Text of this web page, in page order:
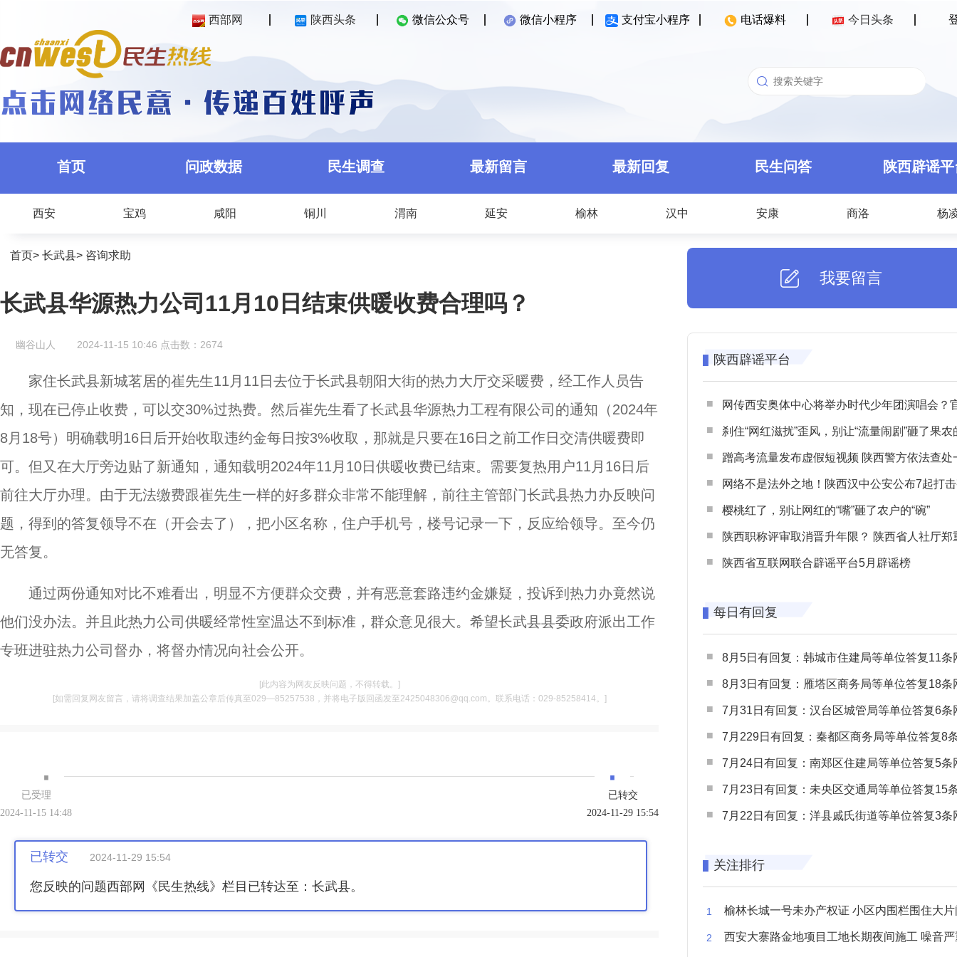
西部网 陕西头条 微信公众号 微信小程序 支付宝小程序 电话爆料 今日头条
首页 问政数据 民生调查 最新留言 最新回复 民生问答 陕西辟谣
西安 宝鸡 咸阳 铜川 渭南 延安 榆林 汉中 安康 商洛 杨
首页> 长武县> 咨询求助
长武县华源热力公司11月10日结束供暖收费合理吗？
幽谷山人 2024-11-15 10:46 点击数： 2674
家住长武县新城茗居的崔先生11月11日去位于长武县朝阳大街的热力大厅交采暖费，经工作人员告
知，现在已停止收费，可以交30%过热费。然后崔先生看了长武县华源热力工程有限公司的通知（2024年
8月18号）明确载明16日后开始收取违约金每日按3%收取，那就是只要在16日之前工作日交清供暖费即
可。但又在大厅旁边贴了新通知，通知载明2024年11月10日供暖收费已结束。需要复热用户11月16日后
前往大厅办理。由于无法缴费跟崔先生一样的好多群众非常不能理解，前往主管部门长武县热力办反映问
题，得到的答复领导不在（开会去了），把小区名称，住户手机号，楼号记录一下，反应给领导。至今仍
无答复。
通过两份通知对比不难看出，明显不方便群众交费，并有恶意套路违约金嫌疑，投诉到热力办竟然说
他们没办法。并且此热力公司供暖经常性室温达不到标准，群众意见很大。希望长武县县委政府派出工作
专班进驻热力公司督办，将督办情况向社会公开。
[此内容为网友反映问题，不得转载。]
[如需回复网友留言，请将调查结果加盖公章后传真至029—85257538，并将电子版回函发至2425048306@qq.com。联系电话：029-85258414。]
· ·
已受理
2024-11-15 14:48
已转交
2024-11-29 15:54
已转交 2024-11-29 15:54
您反映的问题西部网《民生热线》栏目已转达至： 长武县。
我要留言
陕西辟谣平台
网传西安奥体中心将举办时代少年团演唱会？官方回应：纯
刹住“网红滋扰”歪风，别让“流量闹剧”砸了果农
蹭高考流量发布虚假短视频 陕西警方依法查处一起涉高考网络
网络不是法外之地！陕西汉中公安公布7起打击整治网谣网暴典型
樱桃红了，别让网红的“嘴”砸了农户的“碗”
陕西职称评审取消晋升年限？ 陕西省人社厅郑重声明 谨防职称评审不实言
陕西省互联网联合辟谣平台5月辟谣榜
每日有回复
8月5日有回复：韩城市住建局等单位答复11条网民
8月3日有回复：雁塔区商务局等单位答复18条网民
7月31日有回复：汉台区城管局等单位答复6条网民
7月229日有回复：秦都区商务局等单位答复8条网民
7月24日有回复：南郑区住建局等单位答复5条网民
7月23日有回复：未央区交通局等单位答复15条网民
7月22日有回复：洋县戚氏街道等单位答复3条网民
关注排行
榆林长城一号未办产权证 小区内围栏围住大片闲置
西安大寨路金地项目工地长期夜间施工 噪音严重